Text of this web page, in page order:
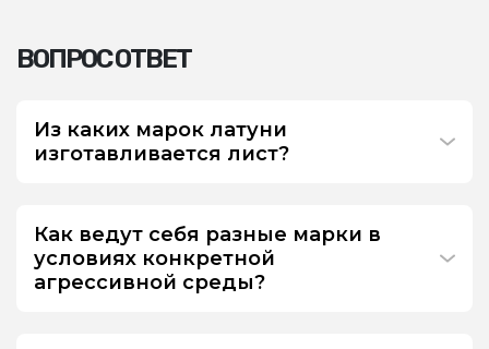
ВОПРОС ОТВЕТ
Из каких марок латуни
изготавливается лист?
Как ведут себя разные марки в
условиях конкретной
агрессивной среды?